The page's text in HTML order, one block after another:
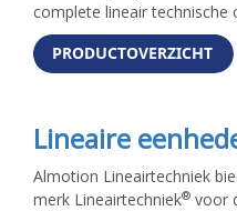
complete lineair technische
Lineaire
Almotion Lineairtechniek
merk Lineairtechniek® voor